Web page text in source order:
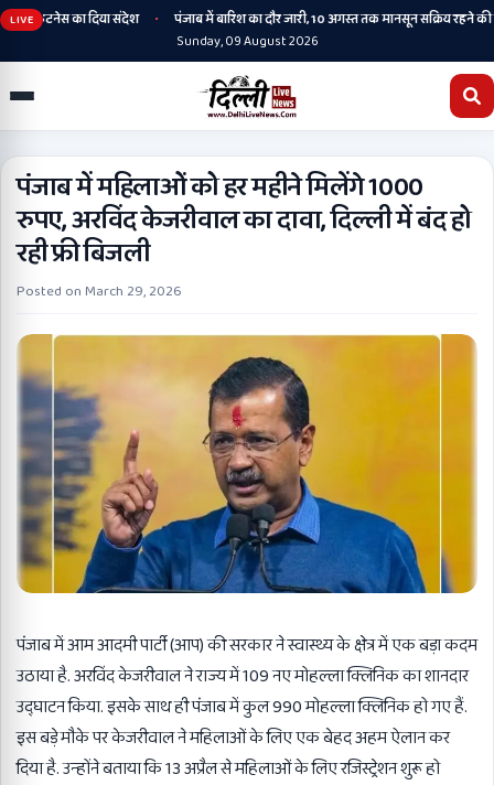
LIVE
फिटनेस का दिया संदेश •
पंजाब में बारिश का दौर जारी, 10 अगस्त तक मानसून सक्रिय रहने की
Sunday, 09 August 2026
पंजाब में महिलाओं को हर महीने मिलेंगे 1000
रुपए, अरविंद केजरीवाल का दावा, दिल्ली में बंद हो
रही फ्री बिजली
Posted on March 29, 2026
पंजाब में आम आदमी पार्टी (आप) की सरकार ने स्वास्थ्य के क्षेत्र में एक बड़ा कदम
उठाया है. अरविंद केजरीवाल ने राज्य में 109 नए मोहल्ला क्लिनिक का शानदार
उद्घाटन किया. इसके साथ ही पंजाब में कुल 990 मोहल्ला क्लिनिक हो गए हैं.
इस बड़े मौके पर केजरीवाल ने महिलाओं के लिए एक बेहद अहम ऐलान कर
दिया है. उन्होंने बताया कि 13 अप्रैल से महिलाओं के लिए रजिस्ट्रेशन शुरू हो